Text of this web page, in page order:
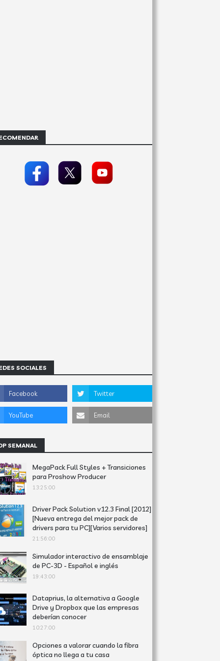
SOCIALES
SEMANAL
MegaPack Full Styles + Transiciones
para Proshow Producer
13:25:00
Driver Pack Solution v12.3 Final [2012]
[Nueva entrega del mejor pack de
drivers para tu PC][Varios servidores]
21:56:00
Simulador interactivo de ensamblaje
de PC-3D - Español e inglés
19:43:00
Dataprius, la alternativa a Google
Drive y Dropbox que las empresas
deberían conocer
10:27:00
Opciones a valorar cuando la fibra
óptica no llega a tu casa